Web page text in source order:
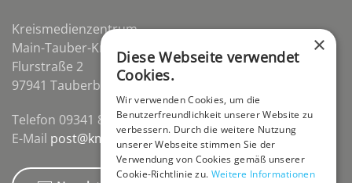
Kreismedienzentrum
Main-Tauber-Kreis
Flurstraße 2
97941 Tauberbischofsheim-Distelhausen
Telefon 09341 84670
E-Mail post@kmz-tbb.de
×
Diese Webseite verwendet
Cookies.
Wir verwenden Cookies, um die
Benutzerfreundlichkeit unserer Website zu
verbessern. Durch die weitere Nutzung
unserer Webseite stimmen Sie der
Verwendung von Cookies gemäß unserer
Cookie-Richtlinie zu. Weitere Informationen